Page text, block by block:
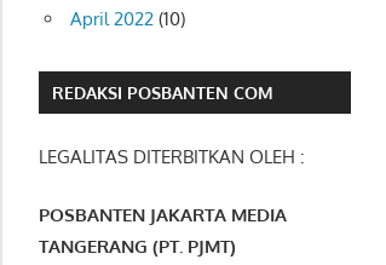
April 2022(10)
REDAKSI POSBANTEN COM
LEGALITAS DITERBITKAN OLEH :
POSBANTEN JAKARTA MEDIA
TANGERANG (PT. PJMT)